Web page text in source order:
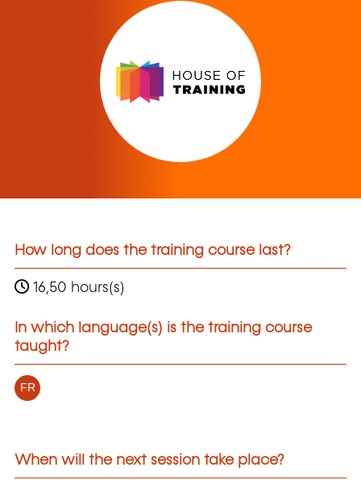
How long does the training course last?
16,50 hours(s)
In which language(s) is the training course
taught?
FR
When will the next session take place?